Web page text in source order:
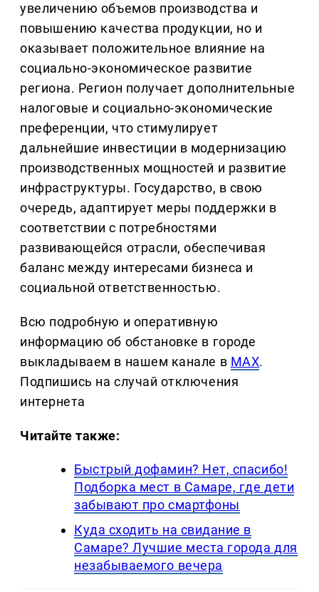
увеличению объемов производства и
повышению качества продукции, но и
оказывает положительное влияние на
социально-экономическое развитие
региона. Регион получает дополнительные
налоговые и социально-экономические
преференции, что стимулирует
дальнейшие инвестиции в модернизацию
производственных мощностей и развитие
инфраструктуры. Государство, в свою
очередь, адаптирует меры поддержки в
соответствии с потребностями
развивающейся отрасли, обеспечивая
баланс между интересами бизнеса и
социальной ответственностью.
Всю подробную и оперативную
информацию об обстановке в городе
выкладываем в нашем канале в MAX.
Подпишись на случай отключения
интернета
Читайте также:
Быстрый дофамин? Нет, спасибо!
Подборка мест в Самаре, где дети
забывают про смартфоны
Куда сходить на свидание в
Самаре? Лучшие места города для
незабываемого вечера